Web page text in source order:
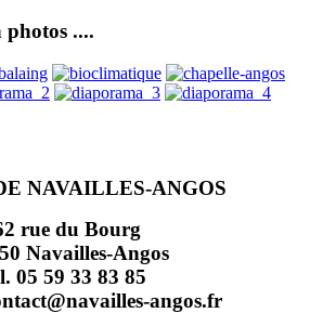
photos ....
NAVAILLES-ANGOS
rue du Bourg
Navailles-Angos
05 59 33 83 85
angos.fr